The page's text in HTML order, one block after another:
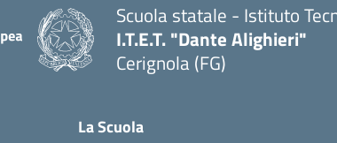
Scuola statale - Istituto
I.T.E.T. "Dante Alighieri"
Cerignola (FG)
La Scuola